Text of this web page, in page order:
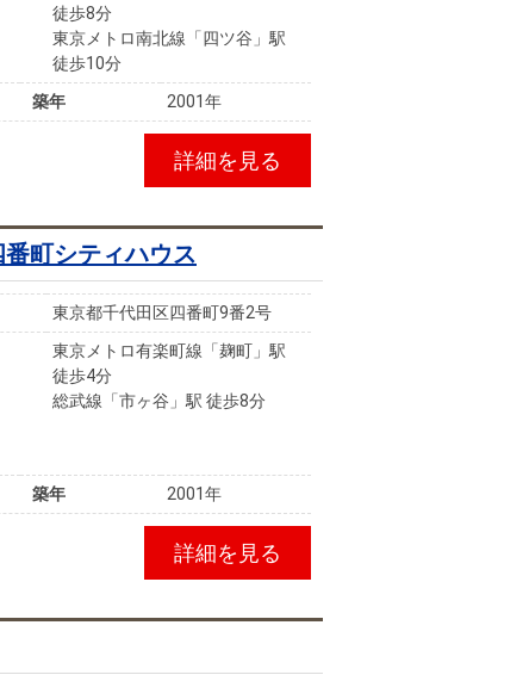
徒歩8分
東京メトロ南北線「四ツ谷」駅
徒歩10分
築年 2001年
詳細を見る
町シティハウス
東京都千代田区四番町9番2号
東京メトロ有楽町線「麹町」駅
徒歩4分
総武線「市ヶ谷」駅 徒歩8分
築年 2001年
詳細を見る